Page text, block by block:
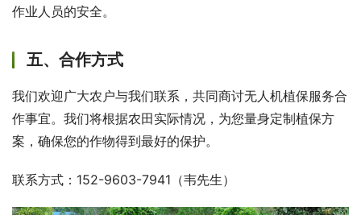
作业人员的安全。
五、合作方式
我们欢迎广大农户与我们联系，共同商讨无人机植保服务合
作事宜。我们将根据农田实际情况，为您量身定制植保方
案，确保您的作物得到最好的保护。
联系方式：152-9603-7941（韦先生）